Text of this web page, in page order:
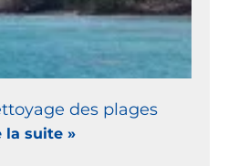
des plages
la suite »